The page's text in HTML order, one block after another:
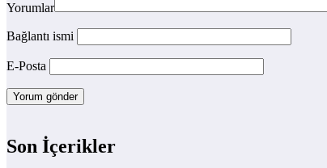
Yorumlar
Bağlantı ismi
E-Posta
Son İçerikler